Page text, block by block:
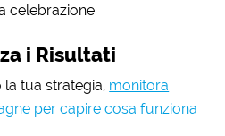
celebrazione.
i Risultati
tua strategia, monitora
per capire cosa funziona